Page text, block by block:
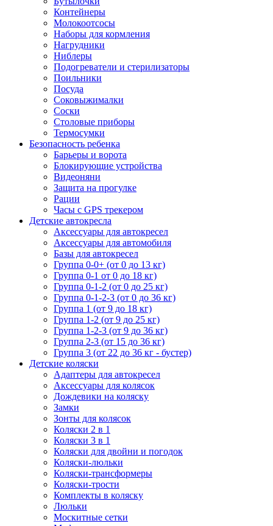
Контейнеры
Молокоотсосы
Наборы для кормления
Нагрудники
Ниблеры
Подогреватели и стерилизаторы
Поильники
Посуда
Соковыжималки
Соски
Столовые приборы
Термосумки
Безопасность ребенка
Барьеры и ворота
Блокирующие устройства
Видеоняни
Защита на прогулке
Рации
Часы с GPS трекером
Детские автокресла
Аксессуары для автокресел
Аксессуары для автомобиля
Базы для автокресел
Группа 0-0+ (от 0 до 13 кг)
Группа 0-1 от 0 до 18 кг)
Группа 0-1-2 (от 0 до 25 кг)
Группа 0-1-2-3 (от 0 до 36 кг)
Группа 1 (от 9 до 18 кг)
Группа 1-2 (от 9 до 25 кг)
Группа 1-2-3 (от 9 до 36 кг)
Группа 2-3 (от 15 до 36 кг)
Группа 3 (от 22 до 36 кг - бустер)
Детские коляски
Адаптеры для автокресел
Аксессуары для колясок
Дождевики на коляску
Замки
Зонты для колясок
Коляски 2 в 1
Коляски 3 в 1
Коляски для двойни и погодок
Коляски-люльки
Коляски-трансформеры
Коляски-трости
Комплекты в коляску
Люльки
Москитные сетки